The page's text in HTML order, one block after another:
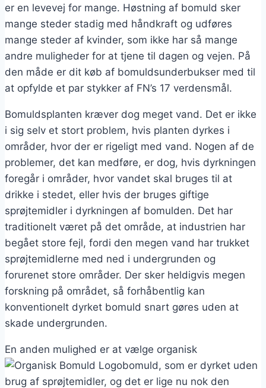
er en levevej for mange. Høstning af bomuld sker
mange steder stadig med håndkraft og udføres
mange steder af kvinder, som ikke har så mange
andre muligheder for at tjene til dagen og vejen. På
den måde er dit køb af bomuldsunderbukser med til
at opfylde et par stykker af FN’s 17 verdensmål.
Bomuldsplanten kræver dog meget vand. Det er ikke
i sig selv et stort problem, hvis planten dyrkes i
områder, hvor der er rigeligt med vand. Nogen af de
problemer, det kan medføre, er dog, hvis dyrkningen
foregår i områder, hvor vandet skal bruges til at
drikke i stedet, eller hvis der bruges giftige
sprøjtemidler i dyrkningen af bomulden. Det har
traditionelt været på det område, at industrien har
begået store fejl, fordi den megen vand har trukket
sprøjtemidlerne med ned i undergrunden og
forurenet store områder. Der sker heldigvis megen
forskning på området, så forhåbentlig kan
konventionelt dyrket bomuld snart gøres uden at
skade undergrunden.
En anden mulighed er at vælge organisk
bomuld, som er dyrket uden
brug af sprøjtemidler, og det er lige nu nok den